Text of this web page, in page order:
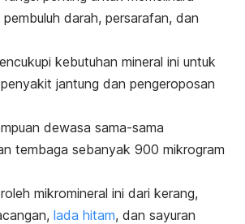
darah, persarafan, dan
kebutuhan mineral ini untuk
jantung dan pengeroposan
dewasa sama-sama
tembaga sebanyak 900 mikrogram
mikromineral ini dari kerang,
lada hitam, dan sayuran